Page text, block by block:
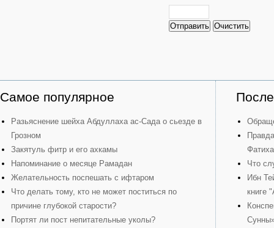
Отправить Очистить
Самое популярное
Разьяснение шейха Абдуллаха ас-Сада о сьезде в
Грозном
Закятуль фитр и его ахкамы
Напоминание о месяце Рамадан
Желательность поспешать с ифтаром
Что делать тому, кто не может поститься по
причине глубокой старости?
Портят ли пост непитательные уколы?
Что
Ибн
книге